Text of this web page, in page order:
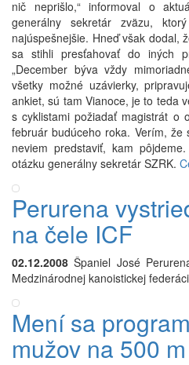
nič neprišlo,“ informoval o
generálny sekretár zväzu,
najúspešnejšie. Hneď však dodal,
sa stihli presťahovať do iných
„December býva vždy
všetky možné uzávierky,
ankiet, sú tam Vianoce, je to teda
s cyklistami požiadať magistrát o
február budúceho roka. Verím,
neviem predstaviť, kam
otázku generálny sekretár SZRK.
Perurena
na čele ICF
02.12.2008 Španiel José
Medzinárodnej kanoistickej
Mení sa
mužov na 500